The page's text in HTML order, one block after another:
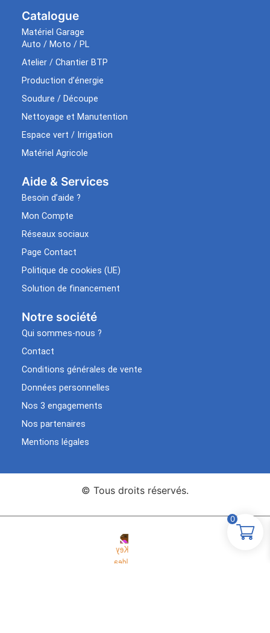
Catalogue
Matériel Garage
Auto / Moto / PL
Atelier / Chantier BTP
Production d’énergie
Soudure / Découpe
Nettoyage et Manutention
Espace vert / Irrigation
Matériel Agricole
Aide & Services​
Besoin d’aide ?
Mon Compte
Réseaux sociaux
Page Contact
Politique de cookies (UE)
Solution de financement
Notre société
Qui sommes-nous ?
Contact
Conditions générales de vente
Données personnelles
Nos 3 engagements
Nos partenaires
Mentions légales
© Tous droits réservés.
0